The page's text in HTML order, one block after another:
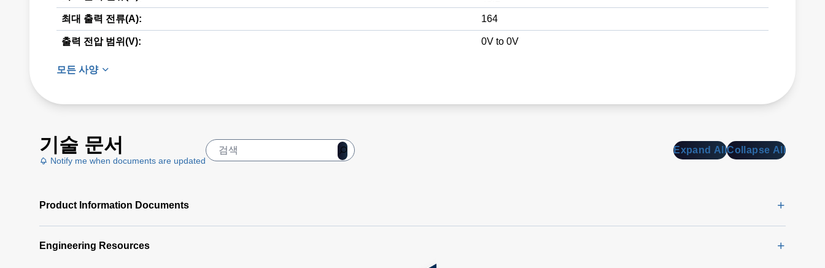
최대 출력 전류(A): 164
출력 전압 범위(V): 0V to 0V
모든 사양
기술 문서
Notify me when documents are updated
Expand AllCollapse All
Product Information Documents
Engineering Resources